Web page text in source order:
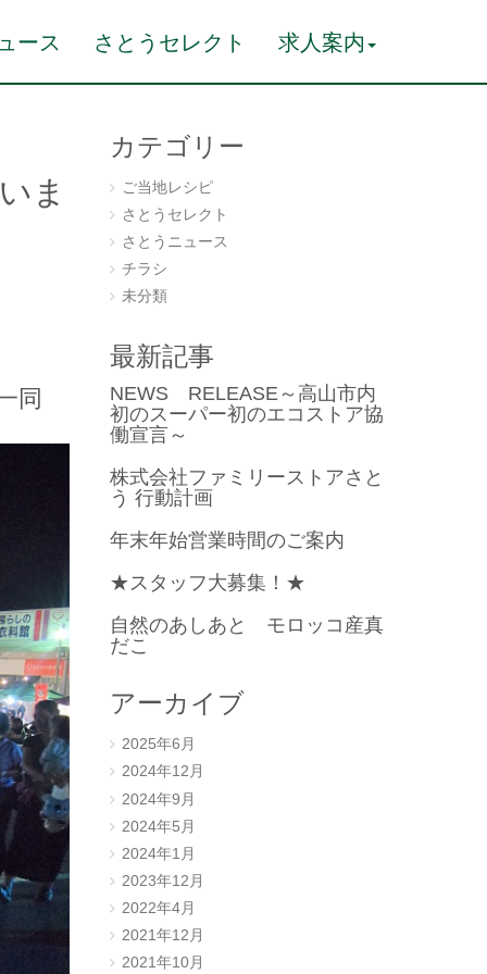
ース さとうセレクト 求人案内
ま
カテゴリー
ご当地レシピ
さとうセレクト
さとうニュース
チラシ
未分類
最新記事
NEWS RELEASE～高山市内
初のスーパー初のエコストア協
働宣言～
株式会社ファミリーストアさと
う 行動計画
年末年始営業時間のご案内
★スタッフ大募集！★
自然のあしあと モロッコ産真
だこ
アーカイブ
2025年6月
2024年12月
2024年9月
2024年5月
2024年1月
2023年12月
2022年4月
2021年12月
2021年10月